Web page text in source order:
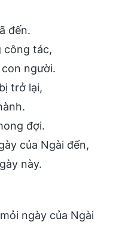
đến.
công tác,
người.
trở lại,
đợi.
của Ngài đến,
này.
ngày của Ngài